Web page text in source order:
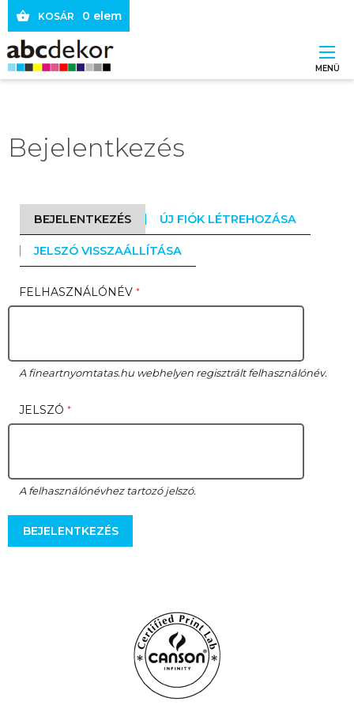
Ugrás
tartalomra
KOSÁR 0 elem
navigation
MENÜ
Bejelentkezés
Elsődleges
fülek
BEJELENTKEZÉS (AKTÍVÚJ FIÓK LÉTREHOZÁSA
JELSZÓ VISSZAÁLLÍTÁSA
FELHASZNÁLÓNÉV
A fineartnyomtatas.hu webhelyen regisztrált felhasználónév.
JELSZÓ
A felhasználónévhez tartozó jelszó.